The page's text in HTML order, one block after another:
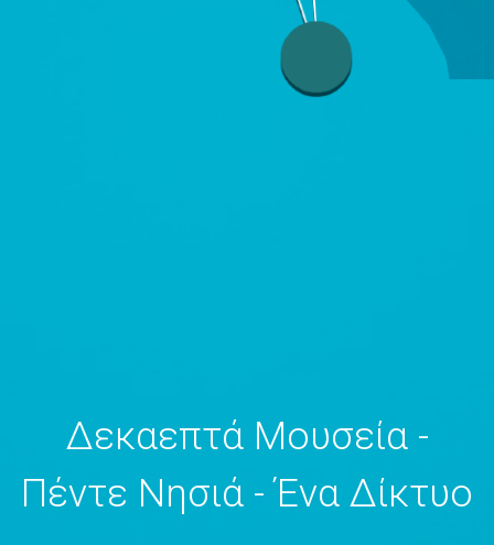
Δεκαεπτά Μουσεία -
Πέντε Νησιά - Ένα Δίκτυο